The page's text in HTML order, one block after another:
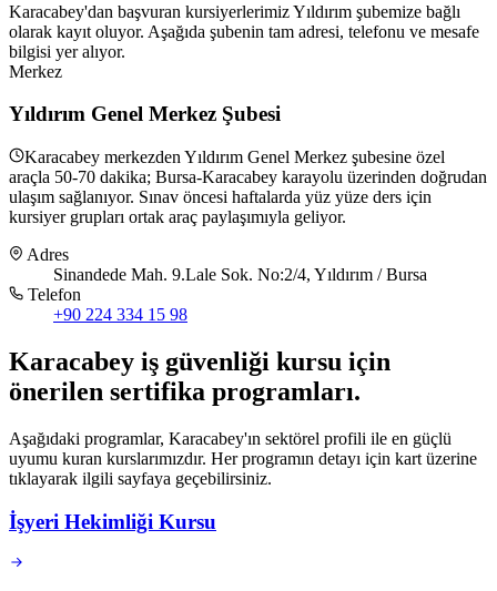
Karacabey'dan başvuran kursiyerlerimiz Yıldırım şubemize bağlı
olarak kayıt oluyor. Aşağıda şubenin tam adresi, telefonu ve mesafe
bilgisi yer alıyor.
Merkez
Yıldırım Genel Merkez Şubesi
Karacabey merkezden Yıldırım Genel Merkez şubesine özel
araçla 50-70 dakika; Bursa-Karacabey karayolu üzerinden doğrudan
ulaşım sağlanıyor. Sınav öncesi haftalarda yüz yüze ders için
kursiyer grupları ortak araç paylaşımıyla geliyor.
Adres
Sinandede Mah. 9.Lale Sok. No:2/4, Yıldırım / Bursa
Telefon
+90 224 334 15 98
Karacabey iş güvenliği kursu için
önerilen sertifika programları.
Aşağıdaki programlar, Karacabey'ın sektörel profili ile en güçlü
uyumu kuran kurslarımızdır. Her programın detayı için kart üzerine
tıklayarak ilgili sayfaya geçebilirsiniz.
İşyeri Hekimliği Kursu